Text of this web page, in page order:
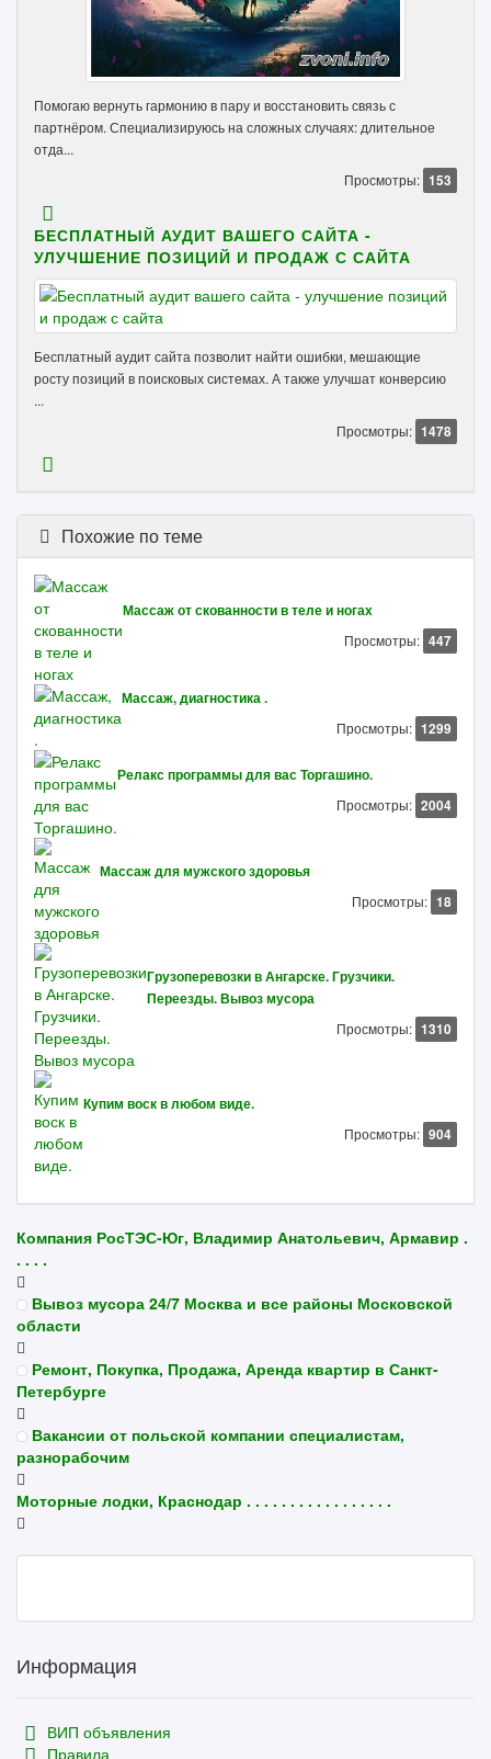
Помогаю вернуть гармонию в пару и восстановить связь с
партнёром. Специализируюсь на сложных случаях: длительное
отда...
Просмотры: 153
БЕСПЛАТНЫЙ АУДИТ ВАШЕГО САЙТА -
УЛУЧШЕНИЕ ПОЗИЦИЙ И ПРОДАЖ С САЙТА
Бесплатный аудит сайта позволит найти ошибки, мешающие
росту позиций в поисковых системах. А также улучшат конверсию
...
Просмотры: 1478
Похожие по теме
Массаж от скованности в теле и ногах
Просмотры: 447
Массаж, диагностика .
Просмотры: 1299
Релакс программы для вас Торгашино.
Просмотры: 2004
Массаж для мужского здоровья
Просмотры: 18
Грузоперевозки в Ангарске. Грузчики.
Переезды. Вывоз мусора
Просмотры: 1310
Купим воск в любом виде.
Просмотры: 904
Компания РосТЭС-Юг, Владимир Анатольевич, Армавир .
. . . .
Вывоз мусора 24/7 Москва и все районы Московской
области
Ремонт, Покупка, Продажа, Аренда квартир в Санкт-
Петербурге
Вакансии от польской компании специалистам,
разнорабочим
Моторные лодки, Краснодар . . . . . . . . . . . . . . . . .
Информация
ВИП объявления
Правила